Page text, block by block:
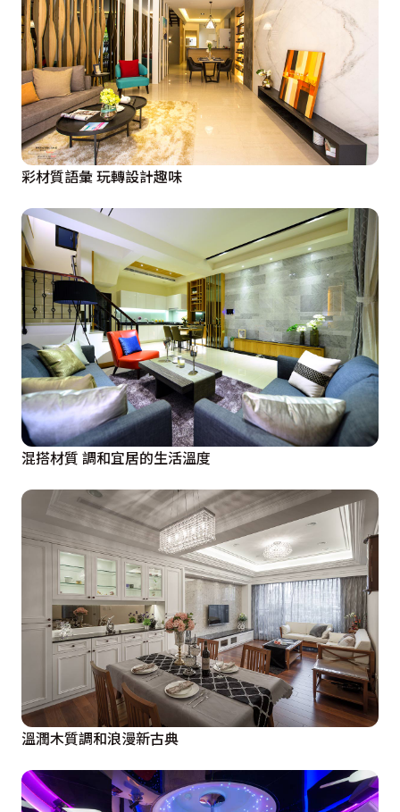
彩材質語彙 玩轉設計趣味
混搭材質 調和宜居的生活溫度
溫潤木質調和浪漫新古典